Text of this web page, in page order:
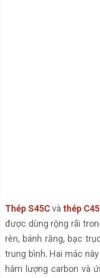
Thép S45C vàthép C45
được dùng rộng rãi
rèn, bánh răng, bạc
trung bình. Hai mác
hàm lượng carbon và